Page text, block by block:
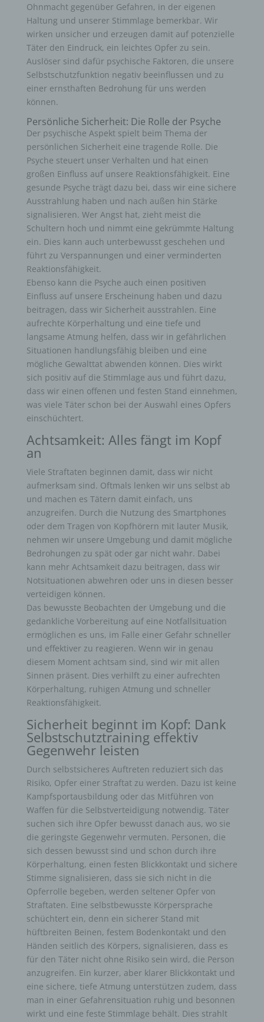
Ohnmacht gegenüber Gefahren, in der eigenen
Haltung und unserer Stimmlage bemerkbar. Wir
wirken unsicher und erzeugen damit auf potenzielle
Täter den Eindruck, ein leichtes Opfer zu sein.
Auslöser sind dafür psychische Faktoren, die unsere
Selbstschutzfunktion negativ beeinflussen und zu
einer ernsthaften Bedrohung für uns werden
können.
Persönliche Sicherheit: Die Rolle der Psyche
Der psychische Aspekt spielt beim Thema der
persönlichen Sicherheit eine tragende Rolle. Die
Psyche steuert unser Verhalten und hat einen
großen Einfluss auf unsere Reaktionsfähigkeit. Eine
gesunde Psyche trägt dazu bei, dass wir eine sichere
Ausstrahlung haben und nach außen hin Stärke
signalisieren. Wer Angst hat, zieht meist die
Schultern hoch und nimmt eine gekrümmte Haltung
ein. Dies kann auch unterbewusst geschehen und
führt zu Verspannungen und einer verminderten
Reaktionsfähigkeit.
Ebenso kann die Psyche auch einen positiven
Einfluss auf unsere Erscheinung haben und dazu
beitragen, dass wir Sicherheit ausstrahlen. Eine
aufrechte Körperhaltung und eine tiefe und
langsame Atmung helfen, dass wir in gefährlichen
Situationen handlungsfähig bleiben und eine
mögliche Gewalttat abwenden können. Dies wirkt
sich positiv auf die Stimmlage aus und führt dazu,
dass wir einen offenen und festen Stand einnehmen,
was viele Täter schon bei der Auswahl eines Opfers
einschüchtert.
Achtsamkeit: Alles fängt im Kopf
an
Viele Straftaten beginnen damit, dass wir nicht
aufmerksam sind. Oftmals lenken wir uns selbst ab
und machen es Tätern damit einfach, uns
anzugreifen. Durch die Nutzung des Smartphones
oder dem Tragen von Kopfhörern mit lauter Musik,
nehmen wir unsere Umgebung und damit mögliche
Bedrohungen zu spät oder gar nicht wahr. Dabei
kann mehr Achtsamkeit dazu beitragen, dass wir
Notsituationen abwehren oder uns in diesen besser
verteidigen können.
Das bewusste Beobachten der Umgebung und die
gedankliche Vorbereitung auf eine Notfallsituation
ermöglichen es uns, im Falle einer Gefahr schneller
und effektiver zu reagieren. Wenn wir in genau
diesem Moment achtsam sind, sind wir mit allen
Sinnen präsent. Dies verhilft zu einer aufrechten
Körperhaltung, ruhigen Atmung und schneller
Reaktionsfähigkeit.
Sicherheit beginnt im Kopf: Dank
Selbstschutztraining effektiv
Gegenwehr leisten
Durch selbstsicheres Auftreten reduziert sich das
Risiko, Opfer einer Straftat zu werden. Dazu ist keine
Kampfsportausbildung oder das Mitführen von
Waffen für die Selbstverteidigung notwendig. Täter
suchen sich ihre Opfer bewusst danach aus, wo sie
die geringste Gegenwehr vermuten. Personen, die
sich dessen bewusst sind und schon durch ihre
Körperhaltung, einen festen Blickkontakt und sichere
Stimme signalisieren, dass sie sich nicht in die
Opferrolle begeben, werden seltener Opfer von
Straftaten. Eine selbstbewusste Körpersprache
schüchtert ein, denn ein sicherer Stand mit
hüftbreiten Beinen, festem Bodenkontakt und den
Händen seitlich des Körpers, signalisieren, dass es
für den Täter nicht ohne Risiko sein wird, die Person
anzugreifen. Ein kurzer, aber klarer Blickkontakt und
eine sichere, tiefe Atmung unterstützen zudem, dass
man in einer Gefahrensituation ruhig und besonnen
wirkt und eine feste Stimmlage behält. Dies strahlt